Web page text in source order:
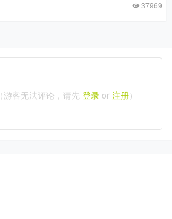
37969
游客无法评论，请先 登录or 注册）